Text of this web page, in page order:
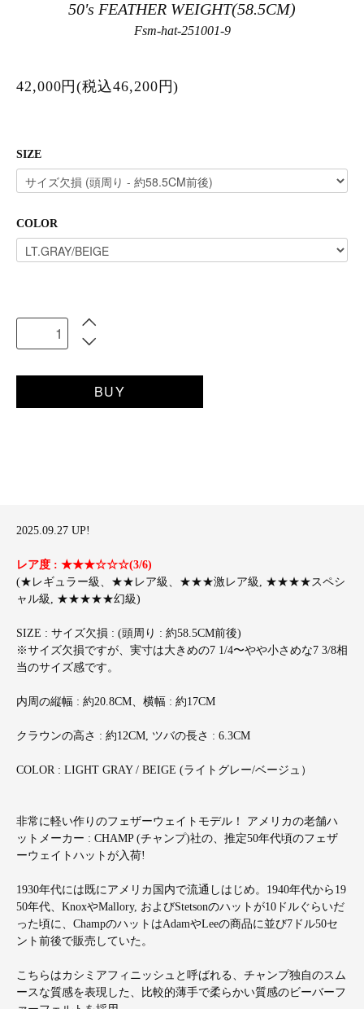
50's FEATHER WEIGHT(58.5CM)
Fsm-hat-251001-9
42,000円(税込46,200円)
SIZE
COLOR
BUY
2025.09.27 UP!
レア度 : ★★★☆☆☆(3/6)
(★レギュラー級、★★レア級、★★★激レア級, ★★★★スペシ
ャル級, ★★★★★幻級)
SIZE : サイズ欠損 : (頭周り : 約58.5CM前後)
※サイズ欠損ですが、実寸は大きめの7 1/4〜やや小さめな7 3/8相
当のサイズ感です。
内周の縦幅 : 約20.8CM、横幅 : 約17CM
クラウンの高さ : 約12CM, ツバの長さ : 6.3CM
COLOR : LIGHT GRAY / BEIGE (ライトグレー/ベージュ）
非常に軽い作りのフェザーウェイトモデル！ アメリカの老舗ハ
ットメーカー : CHAMP (チャンプ)社の、推定50年代頃のフェザ
ーウェイトハットが入荷!
1930年代には既にアメリカ国内で流通しはじめ。1940年代から19
50年代、KnoxやMallory, およびStetsonのハットが10ドルぐらいだ
った頃に、ChampのハットはAdamやLeeの商品に並び7ドル50セ
ント前後で販売していた。
こちらはカシミアフィニッシュと呼ばれる、チャンプ独自のスム
ースな質感を表現した、比較的薄手で柔らかい質感のビーバーフ